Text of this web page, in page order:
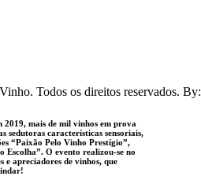
Todos os direitos reservados. By:
mais de mil vinhos em prova
sedutoras características sensoriais,
“Paixão Pelo Vinho Prestígio”,
Escolha”. O evento realizou-se no
e apreciadores de vinhos, que